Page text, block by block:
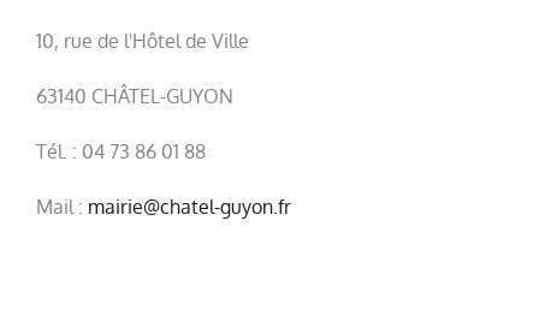
10, rue de l'Hôtel de Ville
63140 CHÂTEL-GUYON
Tél. : 04 73 86 01 88
Mail : mairie@chatel-guyon.fr